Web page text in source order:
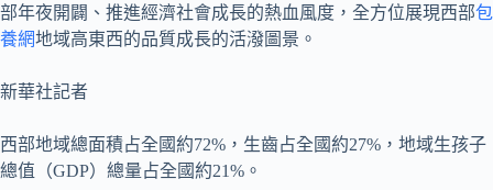
部年夜開闢、推進經濟社會成長的熱血風度，全方位展現西部包
養網地域高東西的品質成長的活潑圖景。
新華社記者
西部地域總面積占全國約72%，生齒占全國約27%，地域生孩子
總值（GDP）總量占全國約21%。